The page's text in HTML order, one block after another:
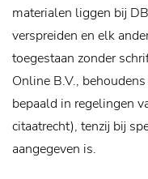
materialen liggen bij
verspreiden en elk
toegestaan zonder
Online B.V.,
bepaald in regelingen
citaatrecht), tenzij bij
aangegeven is.